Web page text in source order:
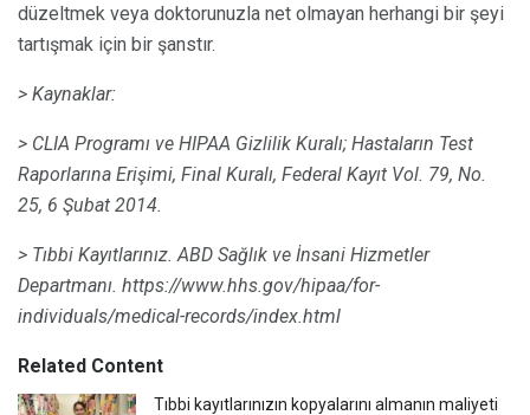
düzeltmek veya doktorunuzla net olmayan herhangi bir şeyi
tartışmak için bir şanstır.
> Kaynaklar:
> CLIA Programı ve HIPAA Gizlilik Kuralı; Hastaların Test
Raporlarına Erişimi, Final Kuralı, Federal Kayıt Vol. 79, No.
25, 6 Şubat 2014.
> Tıbbi Kayıtlarınız. ABD Sağlık ve İnsani Hizmetler
Departmanı. https://www.hhs.gov/hipaa/for-
individuals/medical-records/index.html
Related Content
Tıbbi kayıtlarınızın kopyalarını almanın maliyeti